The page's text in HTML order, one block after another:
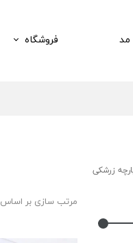
مد فروشگاه
زرشکی
مرتب سازی بر اساس